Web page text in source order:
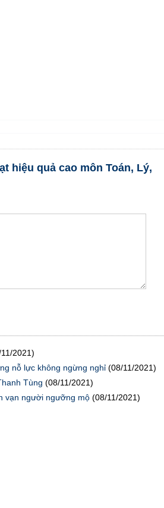
hiệu quả cao môn Toán, Lý,
2021)
nỗ lực không ngừng nghỉ (08/11/2021)
Tùng (08/11/2021)
vạn người ngưỡng mộ (08/11/2021)